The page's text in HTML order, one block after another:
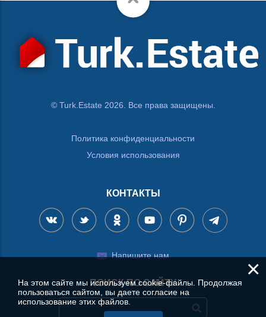
© Turk.Estate 2026. Все права защищены.
Политика конфиденциальности
Условия использования
КОНТАКТЫ
Напишите нам
ПОИСК ПО САЙТУ
×
На этом сайте мы используем cookie-файлы. Продолжая
пользоваться сайтом, вы даете согласие на
использование этих файлов.